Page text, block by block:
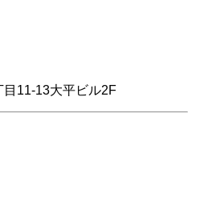
11-13大平ビル2F